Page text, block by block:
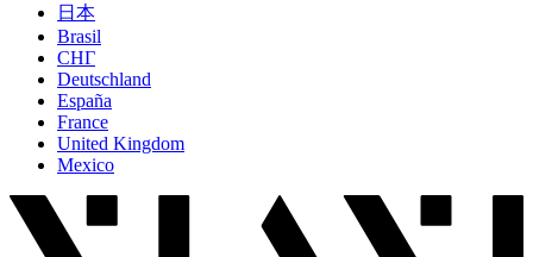
日本
Brasil
СНГ
Deutschland
España
France
United Kingdom
Mexico